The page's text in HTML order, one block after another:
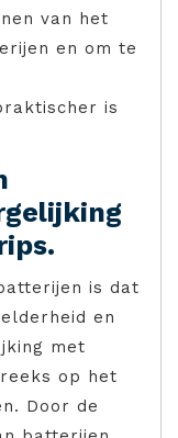
van het
en om te
is
is dat
en
met
op het
Door de